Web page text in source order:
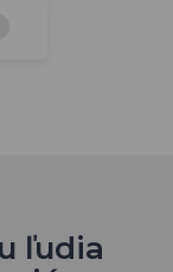
ľudia